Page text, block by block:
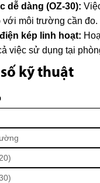
dễ dàng (OZ-30):
với môi trường cần đo.
kép linh hoạt:
việc sử dụng tại
kỹ thuật